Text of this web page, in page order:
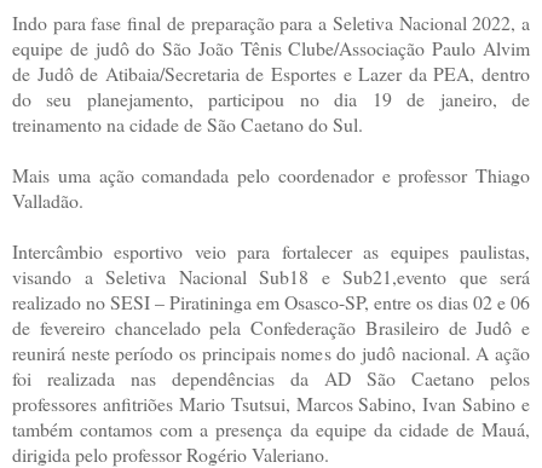
Indo para fase final de preparação para a Seletiva Nacional 2022, a
equipe de judô do São João Tênis Clube/Associação Paulo Alvim
de Judô de Atibaia/Secretaria de Esportes e Lazer da PEA, dentro
do seu planejamento, participou no dia 19 de janeiro, de
treinamento na cidade de São Caetano do Sul.
Mais uma ação comandada pelo coordenador e professor Thiago
Valladão.
Intercâmbio esportivo veio para fortalecer as equipes paulistas,
visando a Seletiva Nacional Sub18 e Sub21,evento que será
realizado no SESI – Piratininga em Osasco-SP, entre os dias 02 e 06
de fevereiro chancelado pela Confederação Brasileiro de Judô e
reunirá neste período os principais nomes do judô nacional. A ação
foi realizada nas dependências da AD São Caetano pelos
professores anfitriões Mario Tsutsui, Marcos Sabino, Ivan Sabino e
também contamos com a presença da equipe da cidade de Mauá,
dirigida pelo professor Rogério Valeriano.